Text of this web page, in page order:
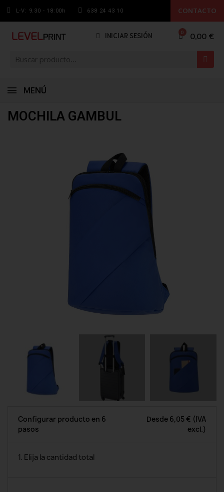
L-V: 9.30 - 18:00h 638 24 43 10 CONTACTO
INICIAR SESIÓN 0,00 €
MENÚ
MOCHILA GAMBUL
Configurar producto en 6
pasos
Desde 6,05 € (IVA
excl.)
1. Elija la cantidad total